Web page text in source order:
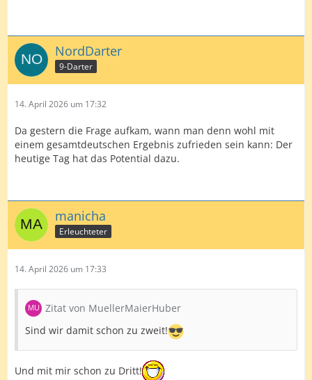
NordDarter
9-Darter
14. April 2026 um 17:32
Da gestern die Frage aufkam, wann man denn wohl mit
einem gesamtdeutschen Ergebnis zufrieden sein kann: Der
heutige Tag hat das Potential dazu.
manicha
Erleuchteter
14. April 2026 um 17:33
Zitat von MuellerMaierHuber
Sind wir damit schon zu zweit!
Und mit mir schon zu Dritt!